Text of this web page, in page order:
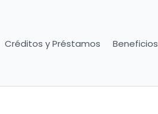
Créditos y Préstamos Beneficios